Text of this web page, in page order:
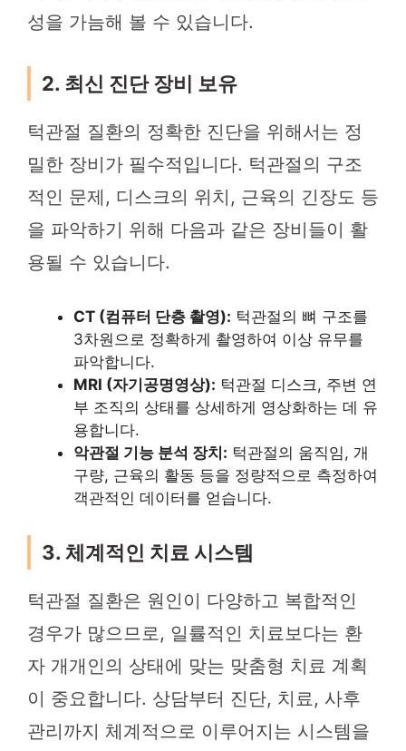
성을 가늠해 볼 수 있습니다.
2. 최신 진단 장비 보유
턱관절 질환의 정확한 진단을 위해서는 정
밀한 장비가 필수적입니다. 턱관절의 구조
적인 문제, 디스크의 위치, 근육의 긴장도 등
을 파악하기 위해 다음과 같은 장비들이 활
용될 수 있습니다.
CT (컴퓨터 단층 촬영): 턱관절의 뼈 구조를
3차원으로 정확하게 촬영하여 이상 유무를
파악합니다.
MRI (자기공명영상): 턱관절 디스크, 주변 연
부 조직의 상태를 상세하게 영상화하는 데 유
용합니다.
악관절 기능 분석 장치: 턱관절의 움직임, 개
구량, 근육의 활동 등을 정량적으로 측정하여
객관적인 데이터를 얻습니다.
3. 체계적인 치료 시스템
턱관절 질환은 원인이 다양하고 복합적인
경우가 많으므로, 일률적인 치료보다는 환
자 개개인의 상태에 맞는 맞춤형 치료 계획
이 중요합니다. 상담부터 진단, 치료, 사후
관리까지 체계적으로 이루어지는 시스템을